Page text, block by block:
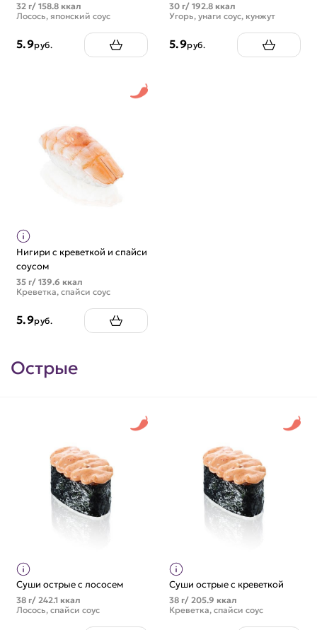
32 г/ 158.8 ккал
Лосось, японский соус
5.9руб.
30 г/ 192.8 ккал
Угорь, унаги соус, кунжут
5.9руб.
Нигири с креветкой и спайси
соусом
35 г/ 139.6 ккал
Креветка, спайси соус
5.9руб.
Острые
Суши острые с лососем
38 г/ 242.1 ккал
Лосось, спайси соус
Суши острые с креветкой
38 г/ 205.9 ккал
Креветка, спайси соус